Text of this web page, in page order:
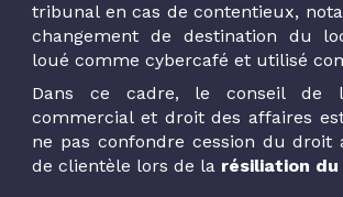
tribunal en cas de contentieux,
changement de destination du
loué comme cybercafé et utilisé
Dans ce cadre, le conseil de
commercial et droit des affaires
ne pas confondre cession du droit
de clientèle lors de la résiliation